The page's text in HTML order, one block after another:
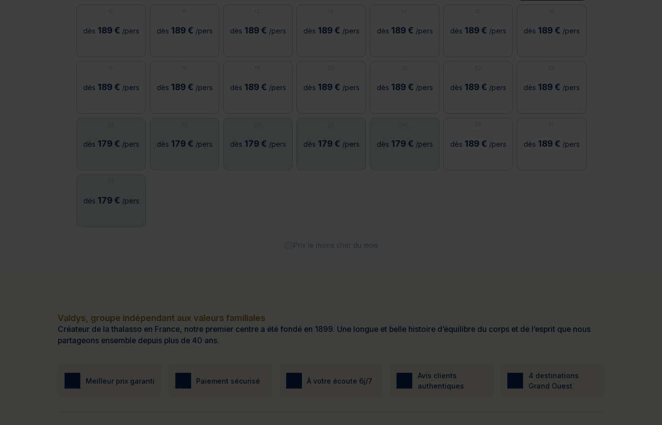
dès 189 € /pers dès 189 € /pers dès 189 € /pers dès 189 € /pers dès 189 € /pers dès 189 € /pers dès 189 € /pers
dès 189 € /pers dès 189 € /pers dès 189 € /pers dès 189 € /pers dès 189 € /pers dès 189 € /pers dès 189 € /pers
dès 179 € /pers dès 179 € /pers dès 179 € /pers dès 179 € /pers dès 179 € /pers dès 189 € /pers dès 189 € /pers
dès 179 € /pers
Prix le moins cher du mois
Valdys, groupe indépendant aux valeurs familiales
Créateur de la thalasso en France, notre premier centre a été fondé en 1899. Une longue et belle histoire d’équilibre du corps et de l’esprit que nous
partageons ensemble depuis plus de 40 ans.
Meilleur prix garanti Paiement sécurisé À votre écoute 6j/7
Avis clients
authentiques
4 destinations
Grand Ouest